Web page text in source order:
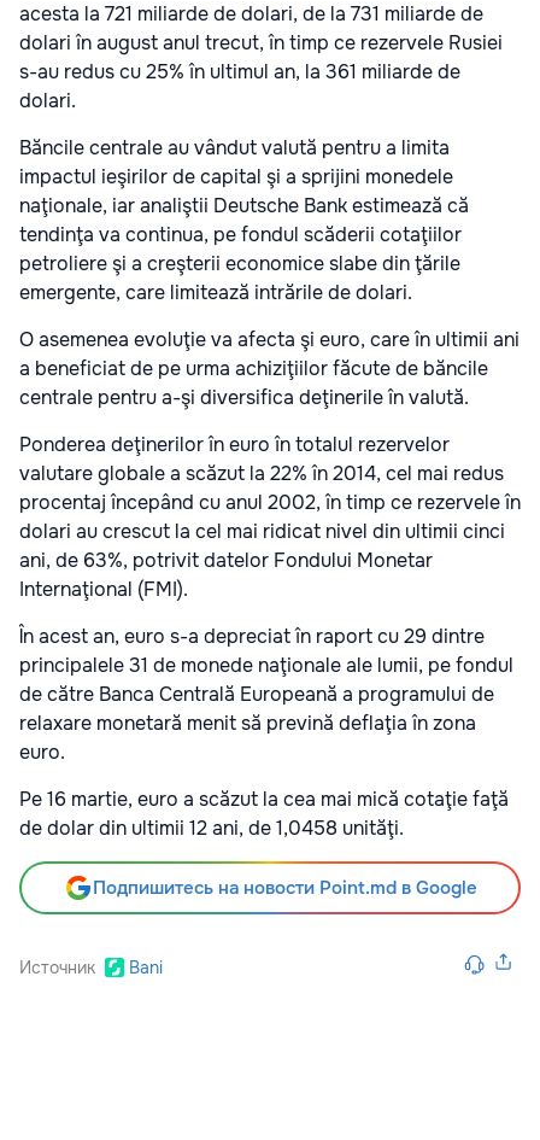
acesta la 721 miliarde de dolari, de la 731 miliarde de
dolari în august anul trecut, în timp ce rezervele Rusiei
s-au redus cu 25% în ultimul an, la 361 miliarde de
dolari.
Băncile centrale au vândut valută pentru a limita
impactul ieşirilor de capital şi a sprijini monedele
naţionale, iar analiştii Deutsche Bank estimează că
tendinţa va continua, pe fondul scăderii cotaţiilor
petroliere şi a creşterii economice slabe din ţările
emergente, care limitează intrările de dolari.
O asemenea evoluţie va afecta şi euro, care în ultimii ani
a beneficiat de pe urma achiziţiilor făcute de băncile
centrale pentru a-şi diversifica deţinerile în valută.
Ponderea deţinerilor în euro în totalul rezervelor
valutare globale a scăzut la 22% în 2014, cel mai redus
procentaj începând cu anul 2002, în timp ce rezervele în
dolari au crescut la cel mai ridicat nivel din ultimii cinci
ani, de 63%, potrivit datelor Fondului Monetar
Internaţional (FMI).
În acest an, euro s-a depreciat în raport cu 29 dintre
principalele 31 de monede naţionale ale lumii, pe fondul
de către Banca Centrală Europeană a programului de
relaxare monetară menit să prevină deflaţia în zona
euro.
Pe 16 martie, euro a scăzut la cea mai mică cotaţie faţă
de dolar din ultimii 12 ani, de 1,0458 unităţi.
Подпишитесь на новости Point.md в Google
Источник Bani